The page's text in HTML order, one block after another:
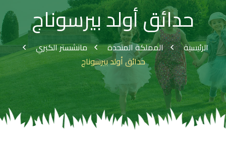
حدائق أولد بيرسوناج
الرئيسية المملكة المتحدة
مانشستر الكبري
حدائق أولد بيرسوناج